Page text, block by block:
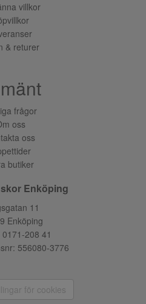
villkor
& returer
frågor
oss
oss
butiker
Enköping
11
Enköping
0171-208 41
556080-3776
för cookies